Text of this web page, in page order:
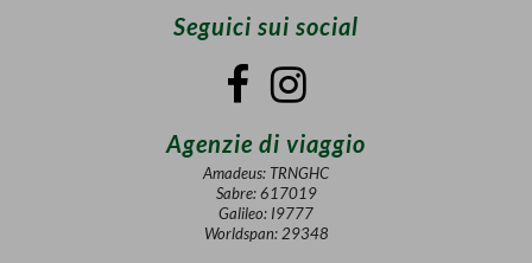
Seguici sui social
Agenzie di viaggio
Amadeus: TRNGHC
Sabre: 617019
Galileo: I9777
Worldspan: 29348